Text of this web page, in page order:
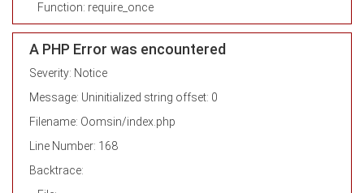
Function: require_once
A PHP Error was encountered
Severity: Notice
Message: Uninitialized string offset: 0
Filename: Oomsin/index.php
Line Number: 168
Backtrace: